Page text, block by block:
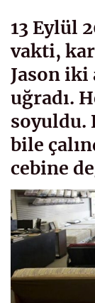
13 Eylül
vakti,
Jason iki
uğradı.
soyuldu.
bile
cebine